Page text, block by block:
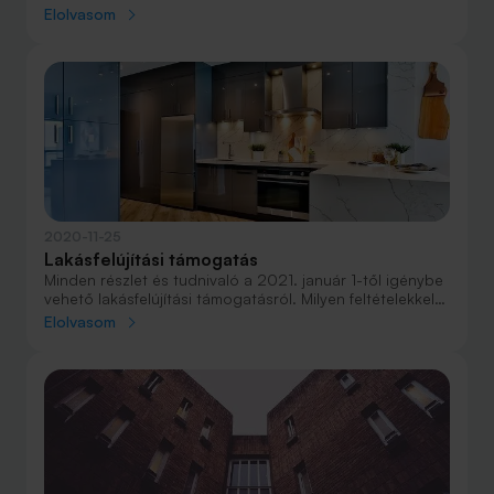
kormány a jelzáloghitel felvételekor esedékes közjegyzői
vásárlásnál.
Elolvasom
Lakásfelújítási támogatás
Minden részlet és tudnivaló a 2021. január 1-től igénybe
vehető lakásfelújítási támogatásról. Milyen feltételekkel
vehető igénybe a maximum 3 milliós állami
Elolvasom